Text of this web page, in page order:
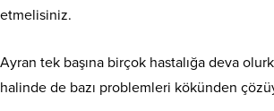
etmelisiniz.
Ayran tek başına birçok hastalığa deva
halinde de bazı problemleri kökünden